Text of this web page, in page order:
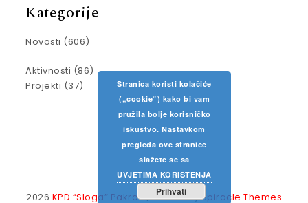
Kategorije
Novosti (606)
Aktivnosti (86)
Projekti (37)
2026 KPD “Sloga” Pakrac| Theme bySpiracle Themes
Stranica koristi kolačiće
(„cookie“) kako bi vam
pružila bolje korisničko
iskustvo. Nastavkom
pregleda ove stranice
slažete se sa
UVJETIMA KORIŠTENJA
Prihvati